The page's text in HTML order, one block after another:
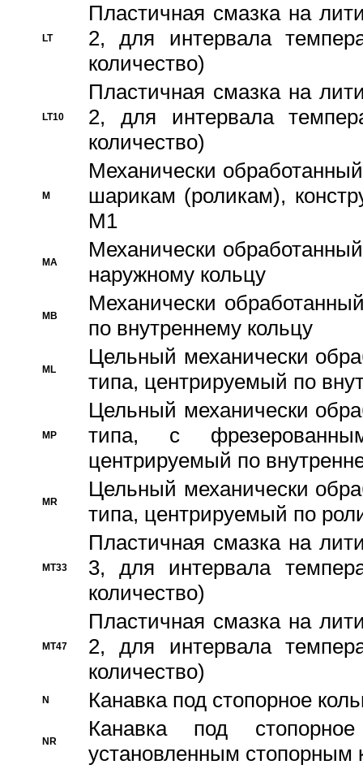
LT
Пластичная смазка на
2, для интервала
количество)
LT10
Пластичная смазка на
2, для интервала
количество)
M
Механически
шарикам (роликам),
M1
MA
Механически
наружному кольцу
MB
Механически
по внутреннему кольцу
ML
Цельный механически
типа, центрируемый по
MP
Цельный механически
типа, с
центрируемый по
MR
Цельный механически
типа, центрируемый по
MT33
Пластичная смазка на
3, для интервала
количество)
MT47
Пластичная смазка на
2, для интервала
количество)
N Канавка под стопорное
NR
Канавка под
установленным стопорным